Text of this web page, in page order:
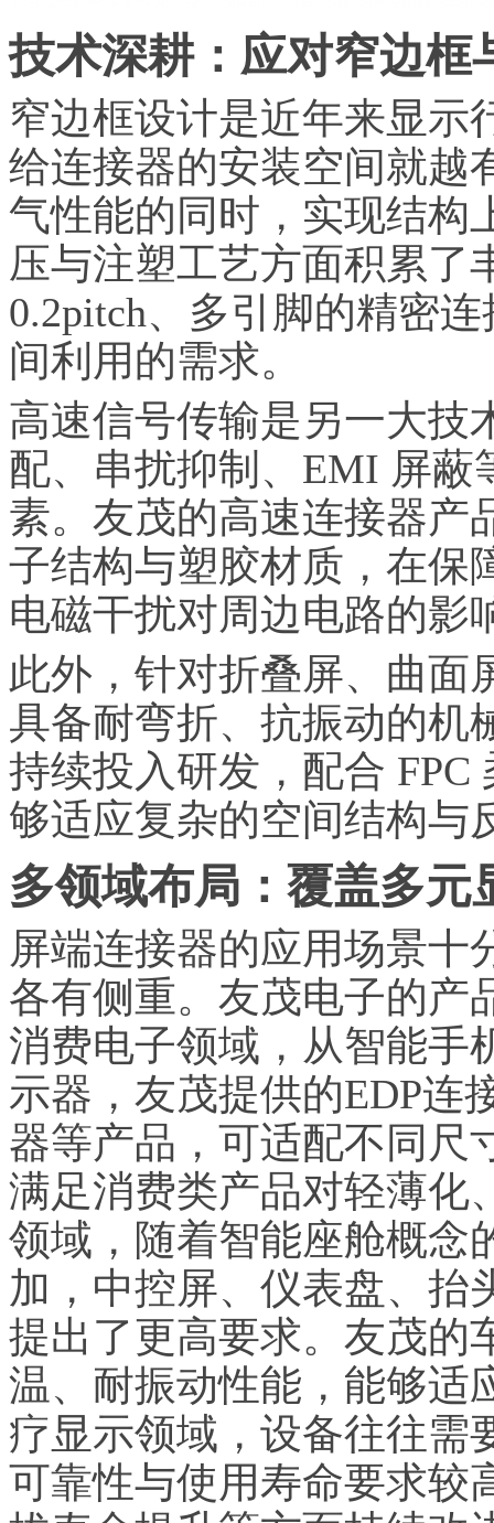
技术深耕：应对窄边框
窄边框设计是近年来显示
给连接器的安装空间就越
气性能的同时，实现结构
压与注塑工艺方面积累了
0.2pitch、多引脚的精密
间利用的需求。
高速信号传输是另一大技
配、串扰抑制、EMI 屏蔽
素。友茂的高速连接器产
子结构与塑胶材质，在保
电磁干扰对周边电路的影
此外，针对折叠屏、曲面
具备耐弯折、抗振动的机
持续投入研发，配合
够适应复杂的空间结构与
多领域布局：覆盖多元
屏端连接器的应用场景十
各有侧重。友茂电子的产
消费电子领域，从智能手
示器，友茂提供的EDP连
器等产品，可适配不同尺
满足消费类产品对轻薄化
领域，随着智能座舱概念
加，中控屏、仪表盘、抬
提出了更高要求。友茂的
温、耐振动性能，能够适
疗显示领域，设备往往需
可靠性与使用寿命要求较